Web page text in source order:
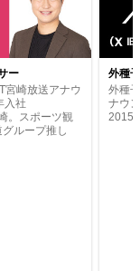
ー
宮崎放送アナウ
入社
。スポーツ観
ループ推し
外種
外種
ナウ
2015